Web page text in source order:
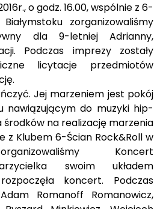
o godz. 16.00, wspólnie z 6-
zorganizowaliśmy
dla 9-letniej Adrianny,
Podczas imprezy zostały
licytacje przedmiotów
Jej marzeniem jest pokój
nawiązującym do muzyki hip-
środków na realizację marzenia
z Klubem 6-Ścian Rock&Roll w
Koncert
swoim układem
koncert. Podczas
Romanoff Romanowicz,